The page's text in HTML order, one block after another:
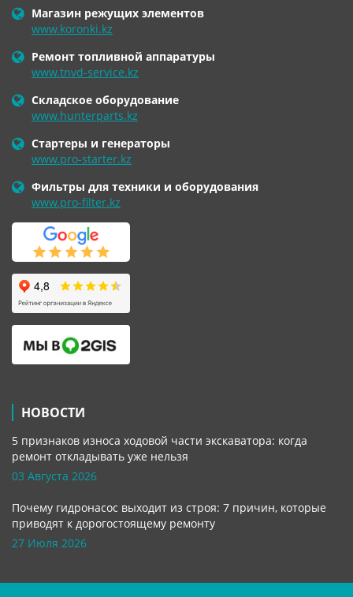
Магазин режущих элементов
www.koronki.kz
Ремонт топливной аппаратуры
www.tnvd-service.kz
Складское оборудование
www.hunterparts.kz
Стартеры и генераторы
www.pro-starter.kz
Фильтры для техники и оборудования
www.pro-filter.kz
НОВОСТИ
5 признаков износа ходовой части экскаватора: когда
ремонт откладывать уже нельзя
03 Августа 2026
Почему гидронасос выходит из строя: 7 причин, которые
приводят к дорогостоящему ремонту
27 Июля 2026